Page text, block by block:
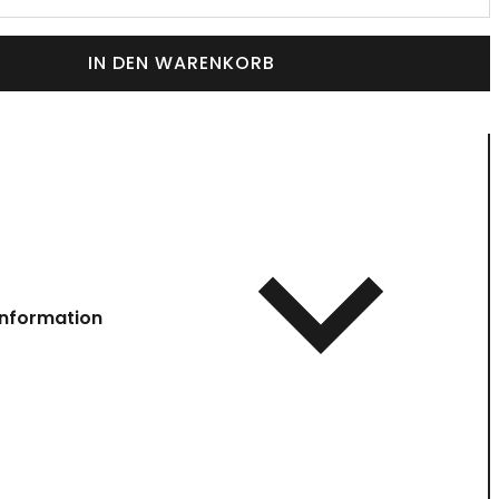
IN DEN WARENKORB